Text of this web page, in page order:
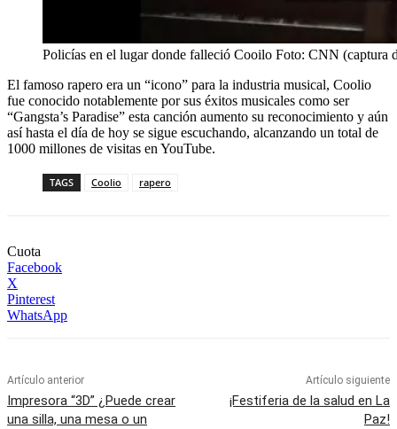
Policías en el lugar donde falleció Cooilo Foto: CNN (captura
El famoso rapero era un “icono” para la industria musical, Coolio
fue conocido notablemente por sus éxitos musicales como ser
“Gangsta’s Paradise” esta canción aumento su reconocimiento y aún
así hasta el día de hoy se sigue escuchando, alcanzando un total de
1000 millones de visitas en YouTube.
TAGS Coolio rapero
Cuota
Facebook
X
Pinterest
WhatsApp
Artículo anterior
Impresora “3D” ¿Puede crear
una silla, una mesa o un
Artículo siguiente
¡Festiferia de la salud en La
Paz!